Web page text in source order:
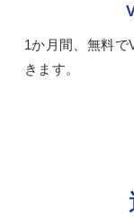
1か月間、無料
きます。